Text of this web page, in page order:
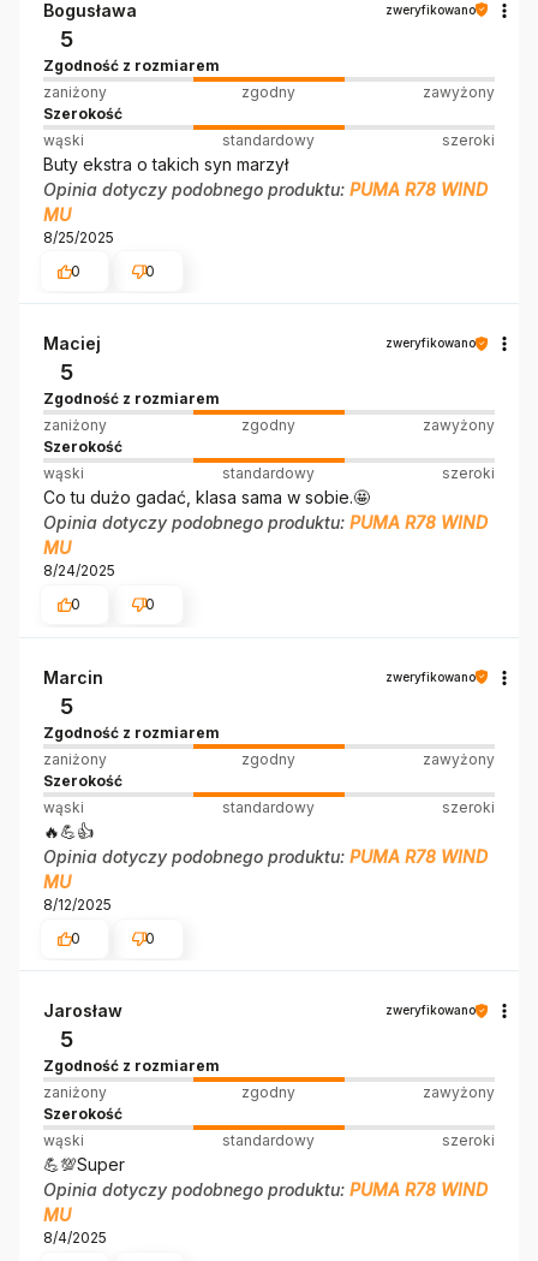
Bogusława zweryfikowano
5
Zgodność z rozmiarem
zaniżony
zgodny
zawyżony
Szerokość
wąski
standardowy szeroki
Buty ekstra o takich syn marzył
Opinia dotyczy podobnego produktu: PUMA R78 WIND
MU
8/25/2025
0
0
Maciej zweryfikowano
5
Zgodność z rozmiarem
zaniżony
zgodny
zawyżony
Szerokość
wąski
standardowy szeroki
Co tu dużo gadać, klasa sama w sobie.🤩
Opinia dotyczy podobnego produktu: PUMA R78 WIND
MU
8/24/2025
0
0
Marcin zweryfikowano
5
Zgodność z rozmiarem
zaniżony
zgodny
zawyżony
Szerokość
wąski
standardowy szeroki
🔥💪👍️
Opinia dotyczy podobnego produktu: PUMA R78 WIND
MU
8/12/2025
0
0
Jarosław zweryfikowano
5
Zgodność z rozmiarem
zaniżony
zgodny
zawyżony
Szerokość
wąski
standardowy szeroki
💪💯Super
Opinia dotyczy podobnego produktu: PUMA R78 WIND
MU
8/4/2025